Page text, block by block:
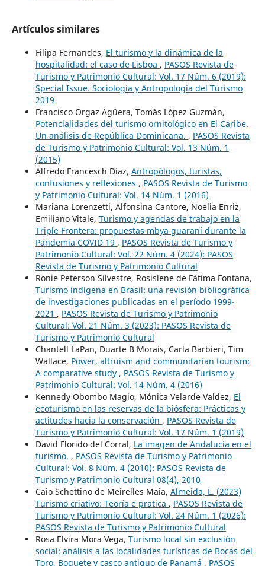
Artículos similares
Filipa Fernandes, El turismo y la dinámica de la
hospitalidad: el caso de Lisboa , PASOS Revista de
Turismo y Patrimonio Cultural: Vol. 17 Núm. 6 (2019):
Special Issue. Sociología y Antropología del Turismo
2019
Francisco Orgaz Agüera, Tomás López Guzmán,
Potencialidades del turismo ornitológico en El Caribe.
Un análisis de República Dominicana. , PASOS Revista
de Turismo y Patrimonio Cultural: Vol. 13 Núm. 1
(2015)
Alfredo Francesch Díaz, Antropólogos, turistas,
confusiones y reflexiones , PASOS Revista de Turismo
y Patrimonio Cultural: Vol. 14 Núm. 1 (2016)
Mariana Lorenzetti, Alfonsina Cantore, Noelia Enriz,
Emiliano Vitale, Turismo y agendas de trabajo en la
Triple Frontera: propuestas mbya guaraní durante la
Pandemia COVID 19 , PASOS Revista de Turismo y
Patrimonio Cultural: Vol. 22 Núm. 4 (2024): PASOS
Revista de Turismo y Patrimonio Cultural
Ronie Peterson Silvestre, Rosislene de Fátima Fontana,
Turismo indígena en Brasil: una revisión bibliográfica
de investigaciones publicadas en el período 1999-
2021 , PASOS Revista de Turismo y Patrimonio
Cultural: Vol. 21 Núm. 3 (2023): PASOS Revista de
Turismo y Patrimonio Cultural
Chantell LaPan, Duarte B Morais, Carla Barbieri, Tim
Wallace, Power, altruism and communitarian tourism:
A comparative study , PASOS Revista de Turismo y
Patrimonio Cultural: Vol. 14 Núm. 4 (2016)
Kennedy Obombo Magio, Mónica Velarde Valdez, El
ecoturismo en las reservas de la biósfera: Prácticas y
actitudes hacia la conservación , PASOS Revista de
Turismo y Patrimonio Cultural: Vol. 17 Núm. 1 (2019)
David Florido del Corral, La imagen de Andalucía en el
turismo. , PASOS Revista de Turismo y Patrimonio
Cultural: Vol. 8 Núm. 4 (2010): PASOS Revista de
Turismo y Patrimonio Cultural 08(4), 2010
Caio Schettino de Meirelles Maia, Almeida, L. (2023)
Turismo criativo: Teoría e pratica , PASOS Revista de
Turismo y Patrimonio Cultural: Vol. 24 Núm. 1 (2026):
PASOS Revista de Turismo y Patrimonio Cultural
Rosa Elvira Mora Vega, Turismo local sin exclusión
social: análisis a las localidades turísticas de Bocas del
Toro, Boquete y casco antiguo de Panamá , PASOS